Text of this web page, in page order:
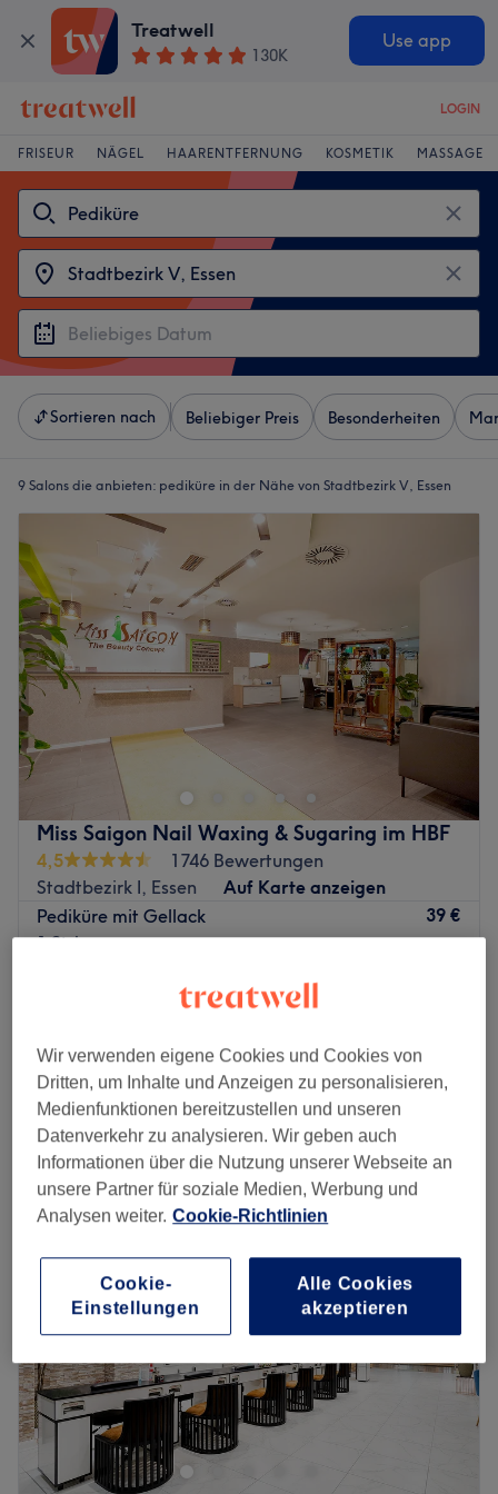
Treatwell
130K
Use app
LOGIN
FRISEUR NÄGEL HAARENTFERNUNG KOSMETIK MASSAGE
Sortieren nach Beliebiger Preis Besonderheiten
9 Salons die anbieten: pediküre in der Nähe von Stadtbezirk V, Essen
Miss Saigon Nail Waxing & Sugaring im HBF
4,5
1746 Bewertungen
Stadtbezirk I, Essen
Auf Karte anzeigen
Pediküre mit Gellack
1 Std.
39 €
69 €
Pediküre mit 2 Minuten Massage
Maniküre mit Gellack und Handmassage
1 Std. 15 Min.
56 €
Schnellansicht Saloninfos
Montag 10:00–20:00
Dienstag
10:00– 20:00
Mittwoch
Freitag
10:00–20:00
Samstag
10:00–20:00
Sonntag
Geschlossen
Endlich unliebsamen Härchen Adé sagen – mithilfe des
Teams von Miss Saigon Nail Waxing & Sugaring in Essen.
Sicher dir jetzt deine Zeit im Paradies der Salons –
bequem und sorgenfrei online über Treatwell.
Wir verwenden eigene Cookies und Cookies von
Dritten, um Inhalte und Anzeigen zu personalisieren,
Medienfunktionen bereitzustellen und unseren
Datenverkehr zu analysieren. Wir geben auch
Informationen über die Nutzung unserer Webseite an
unsere Partner für soziale Medien, Werbung und
Analysen weiter. Cookie-Richtlinien
Cookie-
Einstellungen
Alle Cookies
akzeptieren